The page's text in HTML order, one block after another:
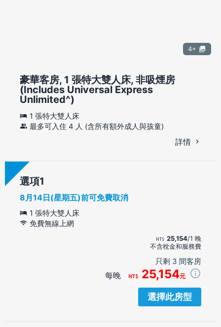
4+
豪華客房, 1 張特大雙人床, 非吸煙房
(Includes Universal Express
Unlimited^)
1 張特大雙人床
最多可入住 4 人 (含所有額外成人與孩童)
詳情
選項
8月14日(星期五)前可免費取消
1 張特大雙人床
免費無線上網
25,154/1 晚
不含稅金和服務費
只剩 3 間客房
每晚 25,154元
選擇此房型